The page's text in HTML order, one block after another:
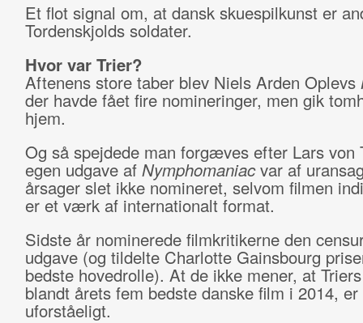
Et flot signal om, at dansk skuespilkunst er
Tordenskjolds soldater.
Hvor var Trier?
Aftenens store taber blev Niels Arden Oplevs
der havde fået fire nomineringer, men gik
hjem.
Og så spejdede man forgæves efter Lars von
egen udgave af Nymphomaniacvar af
årsager slet ikke nomineret, selvom filmen
er et værk af internationalt format.
Sidste år nominerede filmkritikerne den
udgave (og tildelte Charlotte Gainsbourg
bedste hovedrolle). At de ikke mener, at
blandt årets fem bedste danske film i 2014, er
uforståeligt.